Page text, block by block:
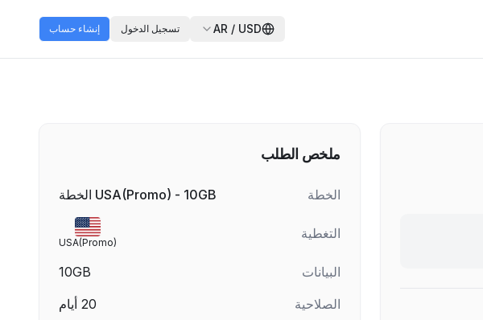
AR / USD تسجيل الدخول إنشاء حساب
ملخص الطلب
الخطة USA(Promo) - 10GB الخطة
التغطية
USA(Promo)
البيانات
10GB
الصلاحية
20 أيام